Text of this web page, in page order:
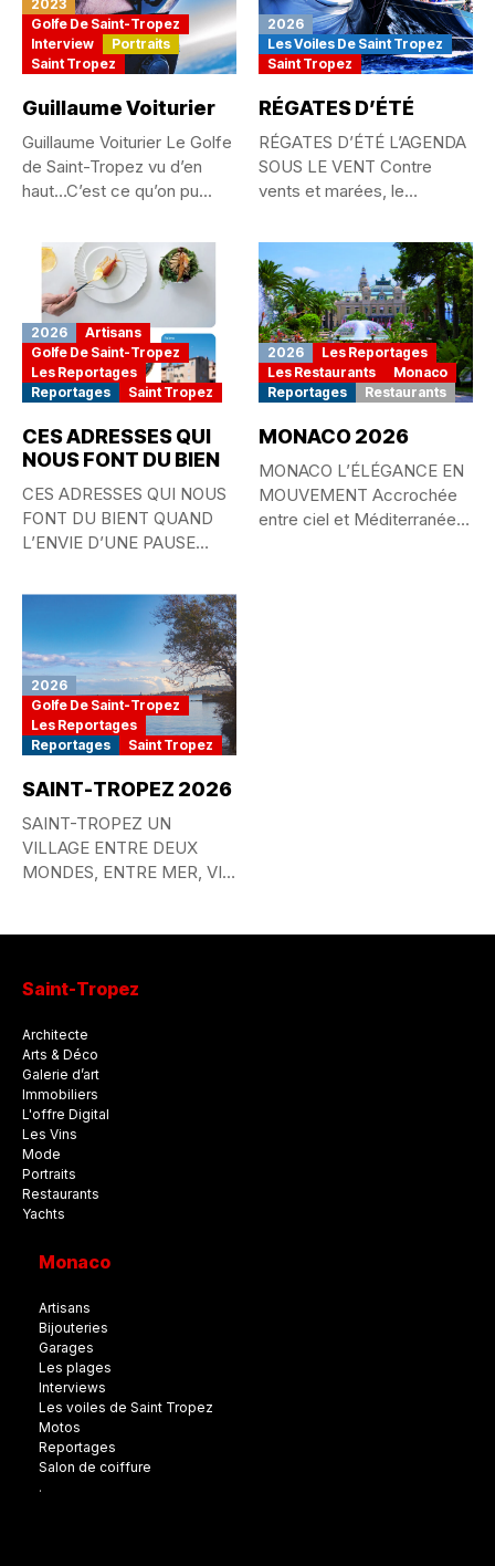
2023
Golfe De Saint-Tropez
Interview
Portraits
Saint Tropez
Guillaume Voiturier
Guillaume Voiturier Le Golfe
de Saint-Tropez vu d’en
haut…C’est ce qu’on pu...
2026
Les Voiles De Saint Tropez
Saint Tropez
RÉGATES D’ÉTÉ
RÉGATES D’ÉTÉ L’AGENDA
SOUS LE VENT Contre
vents et marées, le
2026
Artisans
Golfe De Saint-Tropez
Les Reportages
Reportages
Saint Tropez
CES ADRESSES QUI
NOUS FONT DU BIEN
CES ADRESSES QUI NOUS
FONT DU BIENT QUAND
L’ENVIE D’UNE PAUSE
2026
Les Reportages
Les Restaurants
Monaco
Reportages
Restaurants
MONACO 2026
MONACO L’ÉLÉGANCE EN
MOUVEMENT Accrochée
entre ciel et Méditerranée,
2026
Golfe De Saint-Tropez
Les Reportages
Reportages
Saint Tropez
SAINT-TROPEZ 2026
SAINT-TROPEZ UN
VILLAGE ENTRE DEUX
MONDES, ENTRE MER, VIE
Saint-Tropez
Architecte
Arts & Déco
Galerie d’art
Immobiliers
L'offre Digital
Les Vins
Mode
Portraits
Restaurants
Yachts
Monaco
Artisans
Bijouteries
Garages
Les plages
Interviews
Les voiles de Saint Tropez
Motos
Reportages
Salon de coiffure
.